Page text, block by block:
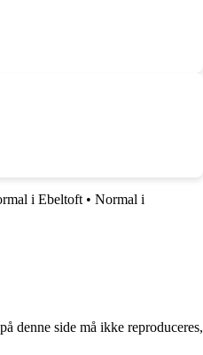
i Ebeltoft • Normal i
denne side må ikke reproduceres,